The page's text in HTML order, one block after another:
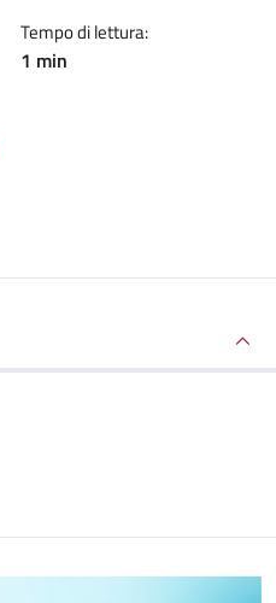
Tempo di lettura:
1 min